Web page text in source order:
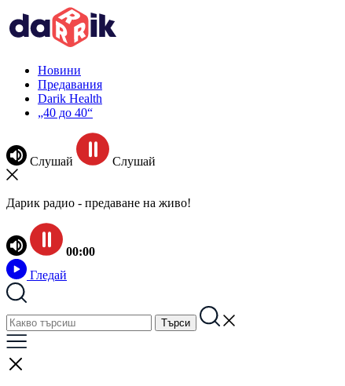
Новини
Предавания
Darik Health
„40 до 40“
Слушай Слушай
Дарик радио - предаване на живо!
00:00
Гледай